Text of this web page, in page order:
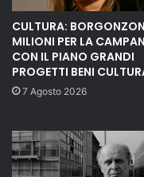
CULTURA:
MILIONI PER LA
CON IL PIANO GRANDI
PROGETTI BENI
7 Agosto 2026